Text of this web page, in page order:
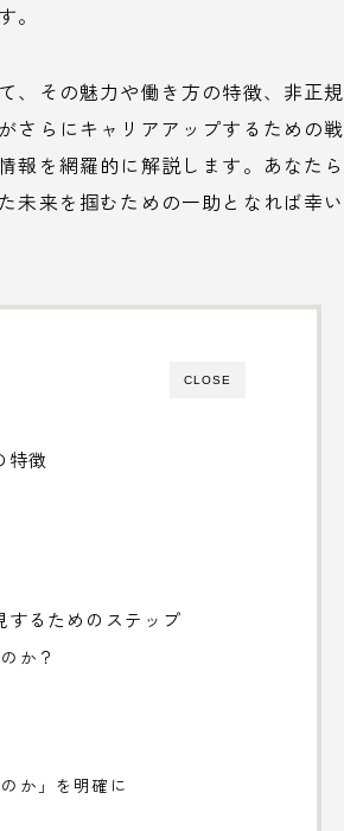
。
、その魅力や働き方の特徴、非正規
さらにキャリアアップするための戦
報を網羅的に解説します。あなたら
未来を掴むための一助となれば幸い
CLOSE
特徴
するためのステップ
か？
か」を明確に